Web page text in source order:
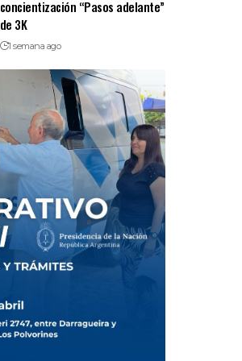
concientización “Pasos adelante”
de 3K
1 semana ago